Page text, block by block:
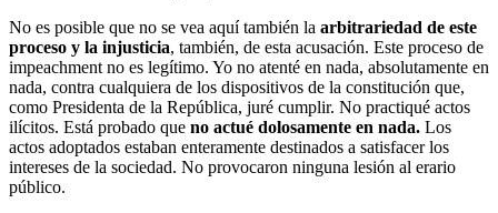
No es posible que no se vea aquí también la arbitrariedad de este
proceso y la injusticia, también, de esta acusación. Este proceso de
impeachment no es legítimo. Yo no atenté en nada, absolutamente en
nada, contra cualquiera de los dispositivos de la constitución que,
como Presidenta de la República, juré cumplir. No practiqué actos
ilícitos. Está probado que no actué dolosamente en nada. Los
actos adoptados estaban enteramente destinados a satisfacer los
intereses de la sociedad. No provocaron ninguna lesión al erario
público.